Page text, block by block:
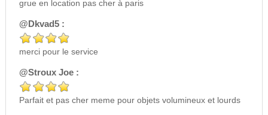
grue en location pas cher à paris
@Dkvad5 :
merci pour le service
@Stroux Joe :
Parfait et pas cher meme pour objets volumineux et lourds